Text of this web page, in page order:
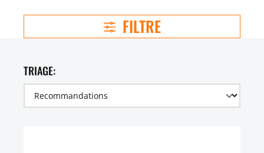
FILTRE
TRIAGE: